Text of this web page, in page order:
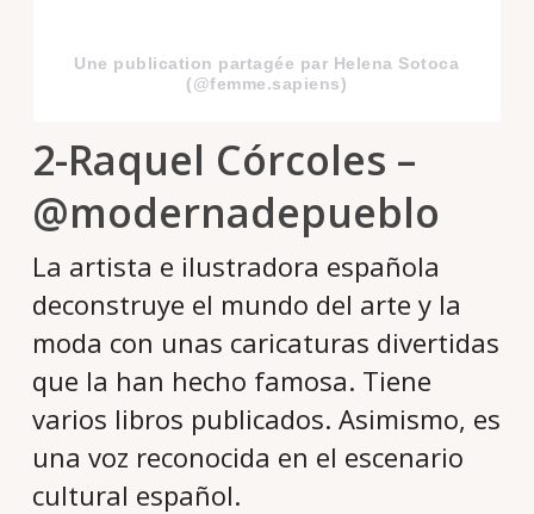
Une publication partagée par Helena Sotoca
(@femme.sapiens)
2-Raquel Córcoles –
@modernadepueblo
La artista e ilustradora española
deconstruye el mundo del arte y la
moda con unas caricaturas divertidas
que la han hecho famosa. Tiene
varios libros publicados. Asimismo, es
una voz reconocida en el escenario
cultural español.